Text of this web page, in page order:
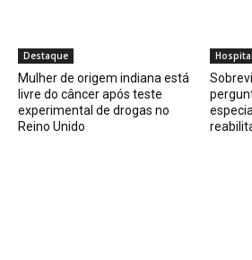
Destaque
Mulher de origem indiana está
livre do câncer após teste
experimental de drogas no
Reino Unido